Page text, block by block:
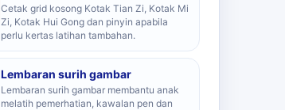
Cetak grid kosong Kotak Tian Zi, Kotak Mi
Zi, Kotak Hui Gong dan pinyin apabila
perlu kertas latihan tambahan.
Lembaran surih gambar
Lembaran surih gambar membantu anak
melatih pemerhatian, kawalan pen dan